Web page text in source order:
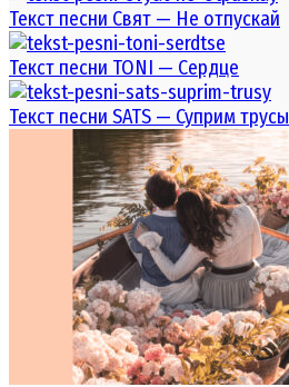
Текст песни Свят — Не отпускай
Текст песни TONI — Сердце
Текст песни SATS — Суприм трусы